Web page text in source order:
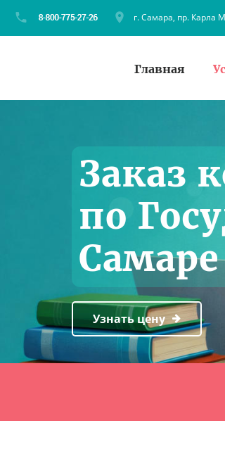
г. Самара, пр. Карла
Главная
Заказ
по
Самаре
Узнать цену